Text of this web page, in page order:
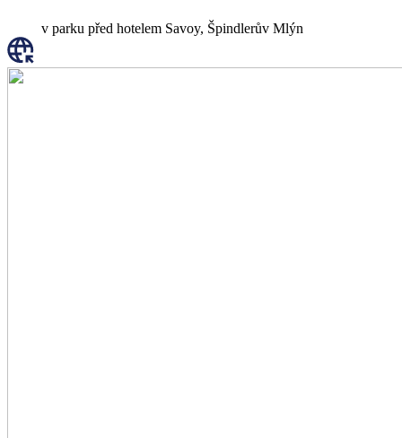
v parku před hotelem Savoy, Špindlerův Mlýn